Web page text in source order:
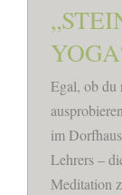
Egal, ob du
im
Lehrers –
Meditation